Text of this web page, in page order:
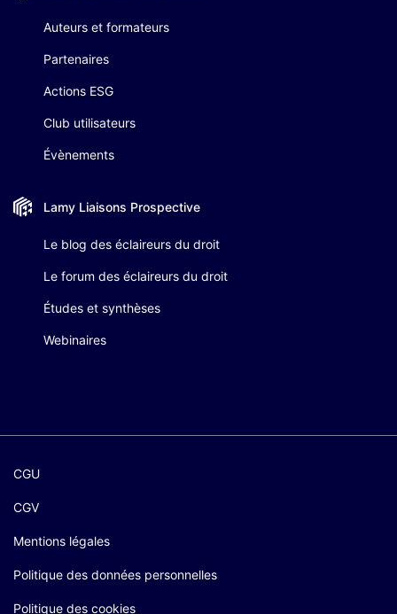
Auteurs et formateurs
Partenaires
Actions ESG
Club utilisateurs
Évènements
Lamy Liaisons Prospective
Le blog des éclaireurs du droit
Le forum des éclaireurs du droit
Études et synthèses
Webinaires
CGU
CGV
Mentions légales
Politique des données personnelles
Politique des cookies